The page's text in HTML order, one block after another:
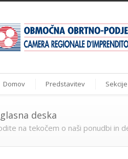
Domov Predstavitev Sekcije
deska
na tekočem o naši ponudbi in